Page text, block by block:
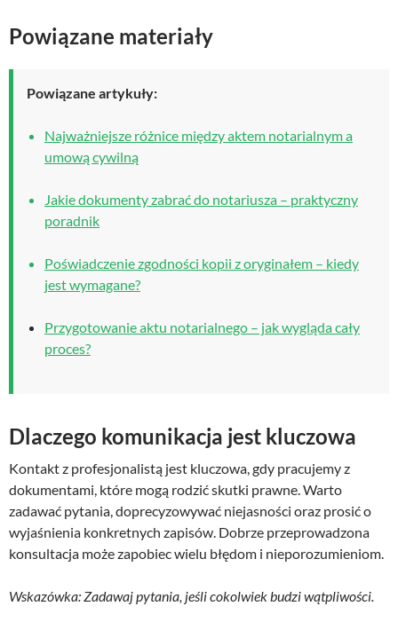
Powiązane materiały
Powiązane artykuły:
Najważniejsze różnice między aktem notarialnym a
umową cywilną
Jakie dokumenty zabrać do notariusza – praktyczny
poradnik
Poświadczenie zgodności kopii z oryginałem – kiedy
jest wymagane?
Przygotowanie aktu notarialnego – jak wygląda cały
proces?
Dlaczego komunikacja jest kluczowa
Kontakt z profesjonalistą jest kluczowa, gdy pracujemy z
dokumentami, które mogą rodzić skutki prawne. Warto
zadawać pytania, doprecyzowywać niejasności oraz prosić o
wyjaśnienia konkretnych zapisów. Dobrze przeprowadzona
konsultacja może zapobiec wielu błędom i nieporozumieniom.
Wskazówka: Zadawaj pytania, jeśli cokolwiek budzi wątpliwości.